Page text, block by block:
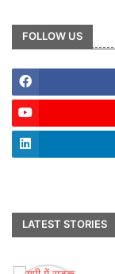
FOLLOW US
LATEST STORIES